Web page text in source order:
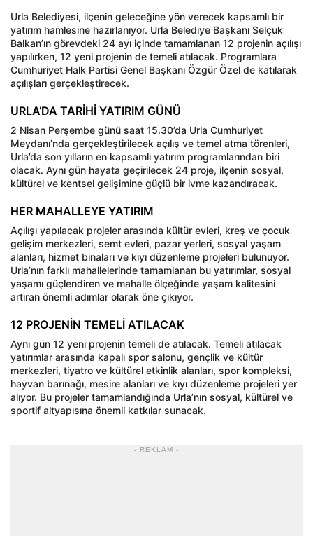
Urla Belediyesi, ilçenin geleceğine yön verecek kapsamlı bir
yatırım hamlesine hazırlanıyor. Urla Belediye Başkanı Selçuk
Balkan’ın görevdeki 24 ayı içinde tamamlanan 12 projenin açılışı
yapılırken, 12 yeni projenin de temeli atılacak. Programlara
Cumhuriyet Halk Partisi Genel Başkanı Özgür Özel de katılarak
açılışları gerçekleştirecek.
URLA’DA TARİHİ YATIRIM GÜNÜ
2 Nisan Perşembe günü saat 15.30’da Urla Cumhuriyet
Meydanı’nda gerçekleştirilecek açılış ve temel atma törenleri,
Urla’da son yılların en kapsamlı yatırım programlarından biri
olacak. Aynı gün hayata geçirilecek 24 proje, ilçenin sosyal,
kültürel ve kentsel gelişimine güçlü bir ivme kazandıracak.
HER MAHALLEYE YATIRIM
Açılışı yapılacak projeler arasında kültür evleri, kreş ve çocuk
gelişim merkezleri, semt evleri, pazar yerleri, sosyal yaşam
alanları, hizmet binaları ve kıyı düzenleme projeleri bulunuyor.
Urla’nın farklı mahallelerinde tamamlanan bu yatırımlar, sosyal
yaşamı güçlendiren ve mahalle ölçeğinde yaşam kalitesini
artıran önemli adımlar olarak öne çıkıyor.
12 PROJENİN TEMELİ ATILACAK
Aynı gün 12 yeni projenin temeli de atılacak. Temeli atılacak
yatırımlar arasında kapalı spor salonu, gençlik ve kültür
merkezleri, tiyatro ve kültürel etkinlik alanları, spor kompleksi,
hayvan barınağı, mesire alanları ve kıyı düzenleme projeleri yer
alıyor. Bu projeler tamamlandığında Urla’nın sosyal, kültürel ve
sportif altyapısına önemli katkılar sunacak.
- REKLAM -